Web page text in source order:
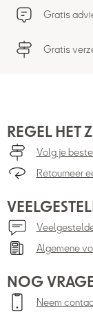
Gratis
Gratis
REGEL HET
Volg je
Retourneer
Algemene
NOG
Neem